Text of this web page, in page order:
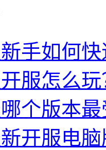
手如何
服怎么
个版本
开服电